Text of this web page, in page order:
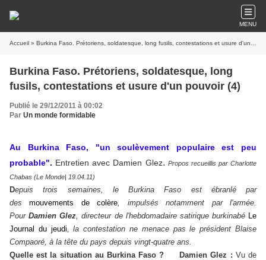
MENU
Accueil » Burkina Faso. Prétoriens, soldatesque, long fusils, contestations et usure d'un pouvoir (4)
Burkina Faso. Prétoriens, soldatesque, long
fusils, contestations et usure d'un pouvoir (4)
Publié le 29/12/2011 à 00:02
Par Un monde formidable
Au Burkina Faso, "un soulèvement populaire est peu
probable". Entretien avec Damien Glez. Propos recueillis par Charlotte
Chabas (Le Monde| 19.04.11)
Depuis trois semaines, le Burkina Faso est ébranlé par
des mouvements de colère, impulsés notamment par l'armée.
PourDamien Glez, directeur de l'hebdomadaire satirique burkinabé Le
Journal du jeudi, la contestation ne menace pas le président Blaise
Compaoré, à la tête du pays depuis vingt-quatre ans.
Quelle est la situation au Burkina Faso ?
Damien Glez : Vu de